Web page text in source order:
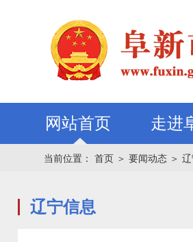
网站首页 走进
当前位置： 首页 ＞ 要闻动态 ＞
辽宁信息